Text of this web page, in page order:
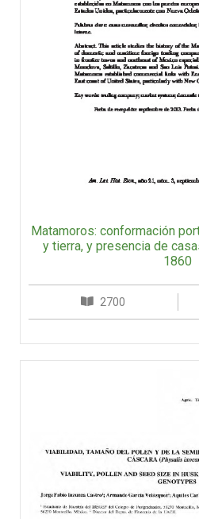
Matamoros: conformación
y tierra, y presencia de
1860
2700